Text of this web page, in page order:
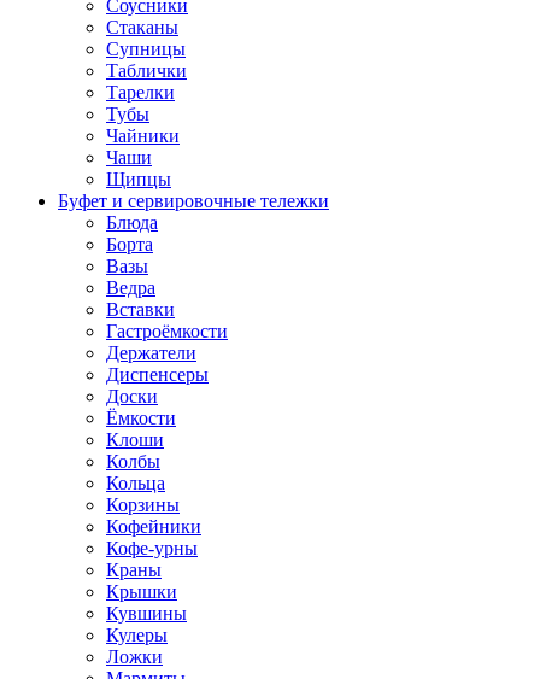
Соусники
Стаканы
Супницы
Таблички
Тарелки
Тубы
Чайники
Чаши
Щипцы
Буфет и сервировочные тележки
Блюда
Борта
Вазы
Ведра
Вставки
Гастроёмкости
Держатели
Диспенсеры
Доски
Ёмкости
Клоши
Колбы
Кольца
Корзины
Кофейники
Кофе-урны
Краны
Крышки
Кувшины
Кулеры
Ложки